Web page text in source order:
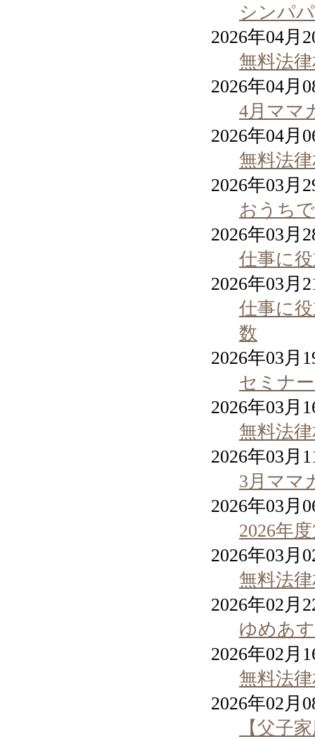
シンパ
2026年04月
無料法
2026年04月
4月ママ
2026年04月
無料法
2026年03月
おうち
2026年03月
仕事に
2026年03月
仕事に
数
2026年03月
セミナ
2026年03月
無料法
2026年03月
3月ママ
2026年03月
2026年
2026年03月
無料法
2026年02月
ゆめあ
2026年02月
無料法
2026年02月
【父子